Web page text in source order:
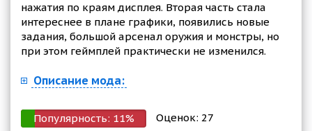
нажатия по краям дисплея. Вторая часть стала
интереснее в плане графики, появились новые
задания, большой арсенал оружия и монстры, но
при этом геймплей практически не изменился.
Описание мода:
Популярность: 11% Оценок: 27